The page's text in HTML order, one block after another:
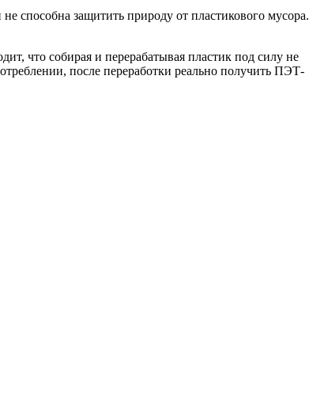
способна защитить природу от пластикового мусора.
что собирая и перерабатывая пластик под силу не
после переработки реально получить ПЭТ-